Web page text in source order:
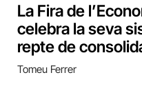
La Fira de
celebra la seva
repte de
Tomeu Ferrer